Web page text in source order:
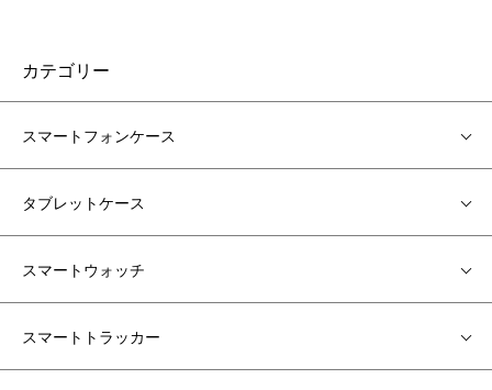
カテゴリー
スマートフォンケース
タブレットケース
スマートウォッチ
スマートトラッカー